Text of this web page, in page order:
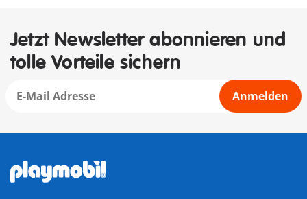
Jetzt Newsletter abonnieren und
tolle Vorteile sichern
Anmelden